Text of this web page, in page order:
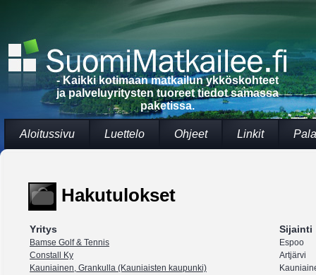
- Kaikki kotimaan matkailun ykköskohteet
ja palveluyritysten tuoreet tiedot samassa
paketissa.
Aloitussivu Luettelo Ohjeet Linkit
Hakutulokset
Yritys Sijainti
Bamse Golf & Tennis
Espoo
Constall Ky
Artjärvi
Kauniainen, Grankulla (Kauniaisten kaupunki)